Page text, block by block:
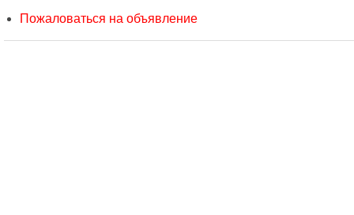
Пожаловаться на объявление